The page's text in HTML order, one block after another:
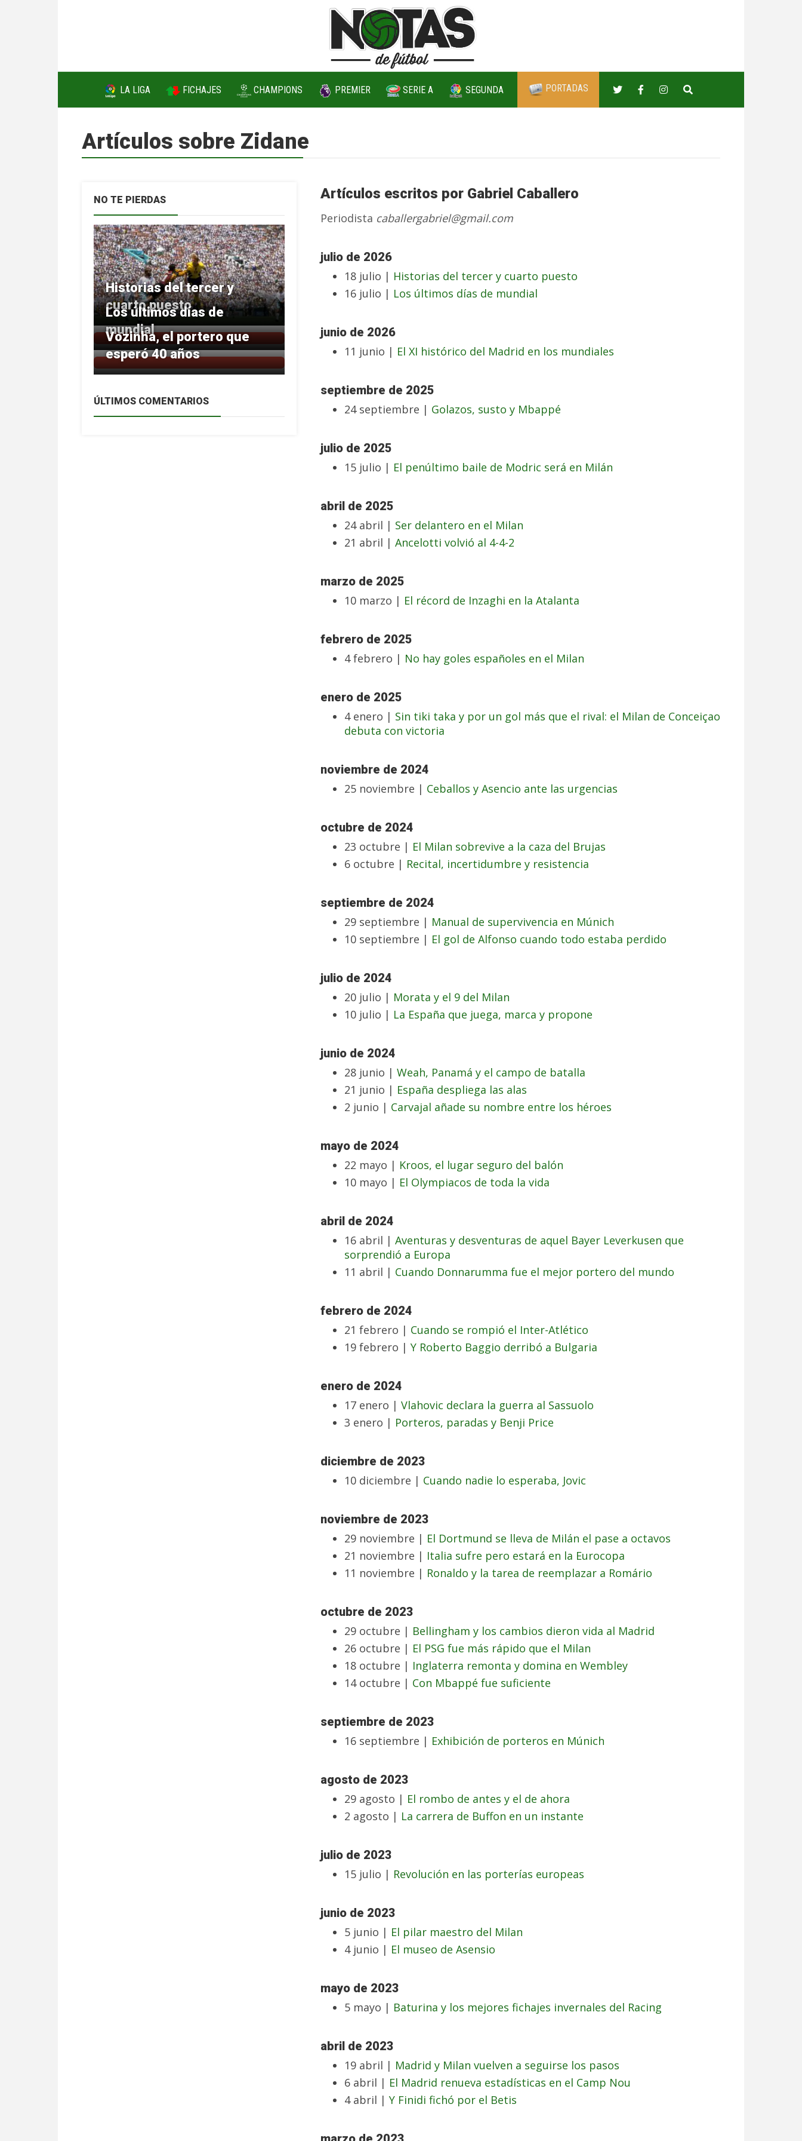
LA LIGA FICHAJES CHAMPIONS PREMIER SERIE A SEGUNDA PORTADAS
Artículos sobre Zidane
Artículos escritos por Gabriel Caballero
Periodista caballergabriel@gmail.com
julio de 2026
18 julio | Historias del tercer y cuarto puesto
16 julio | Los últimos días de mundial
junio de 2026
11 junio | El XI histórico del Madrid en los mundiales
septiembre de 2025
24 septiembre | Golazos, susto y Mbappé
julio de 2025
15 julio | El penúltimo baile de Modric será en Milán
abril de 2025
24 abril | Ser delantero en el Milan
21 abril | Ancelotti volvió al 4-4-2
marzo de 2025
10 marzo | El récord de Inzaghi en la Atalanta
febrero de 2025
4 febrero | No hay goles españoles en el Milan
enero de 2025
4 enero | Sin tiki taka y por un gol más que el rival: el Milan de Conceiçao
debuta con victoria
noviembre de 2024
25 noviembre | Ceballos y Asencio ante las urgencias
octubre de 2024
23 octubre | El Milan sobrevive a la caza del Brujas
6 octubre | Recital, incertidumbre y resistencia
septiembre de 2024
29 septiembre | Manual de supervivencia en Múnich
10 septiembre | El gol de Alfonso cuando todo estaba perdido
julio de 2024
20 julio | Morata y el 9 del Milan
10 julio | La España que juega, marca y propone
junio de 2024
28 junio | Weah, Panamá y el campo de batalla
21 junio | España despliega las alas
2 junio | Carvajal añade su nombre entre los héroes
mayo de 2024
22 mayo | Kroos, el lugar seguro del balón
10 mayo | El Olympiacos de toda la vida
abril de 2024
16 abril | Aventuras y desventuras de aquel Bayer Leverkusen que
sorprendió a Europa
11 abril | Cuando Donnarumma fue el mejor portero del mundo
febrero de 2024
21 febrero | Cuando se rompió el Inter-Atlético
19 febrero | Y Roberto Baggio derribó a Bulgaria
enero de 2024
17 enero | Vlahovic declara la guerra al Sassuolo
3 enero | Porteros, paradas y Benji Price
diciembre de 2023
10 diciembre | Cuando nadie lo esperaba, Jovic
noviembre de 2023
29 noviembre | El Dortmund se lleva de Milán el pase a octavos
21 noviembre | Italia sufre pero estará en la Eurocopa
11 noviembre | Ronaldo y la tarea de reemplazar a Romário
octubre de 2023
29 octubre | Bellingham y los cambios dieron vida al Madrid
26 octubre | El PSG fue más rápido que el Milan
18 octubre | Inglaterra remonta y domina en Wembley
14 octubre | Con Mbappé fue suficiente
septiembre de 2023
16 septiembre | Exhibición de porteros en Múnich
agosto de 2023
29 agosto | El rombo de antes y el de ahora
2 agosto | La carrera de Buffon en un instante
julio de 2023
15 julio | Revolución en las porterías europeas
junio de 2023
5 junio | El pilar maestro del Milan
4 junio | El museo de Asensio
mayo de 2023
5 mayo | Baturina y los mejores fichajes invernales del Racing
abril de 2023
19 abril | Madrid y Milan vuelven a seguirse los pasos
6 abril | El Madrid renueva estadísticas en el Camp Nou
4 abril | Y Finidi fichó por el Betis
NO TE PIERDAS
Historias del tercer y
cuarto puesto
Los últimos días de
mundial
Vozinha, el portero que
esperó 40 años
ÚLTIMOS COMENTARIOS